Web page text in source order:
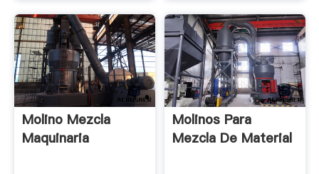
Molino Mezcla
Maquinaria
Molinos Para
Mezcla De Material